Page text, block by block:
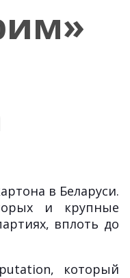
в Беларуси.
и крупные
вплоть до
который